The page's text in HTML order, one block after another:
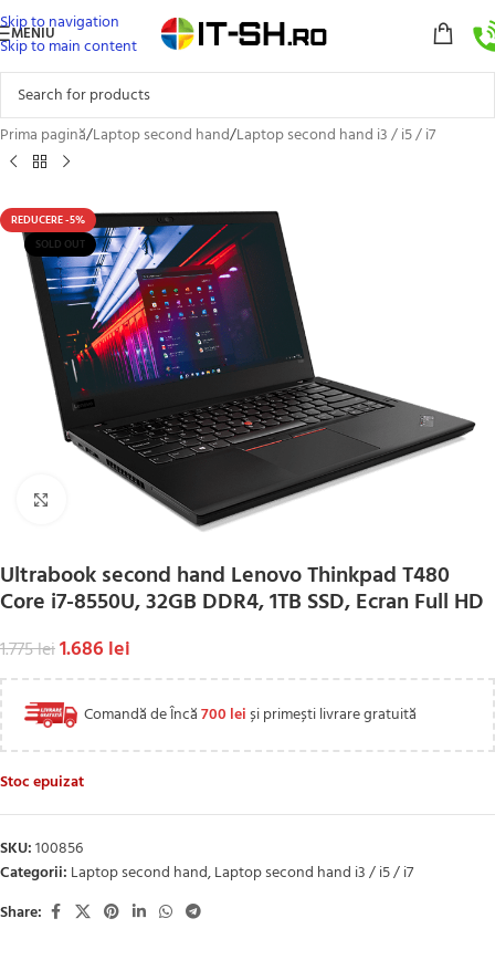
Skip to navigation
Skip to main content
MENIU
Prima pagină/Laptop second hand/Laptop second hand i3 / i5 / i7
REDUCERE -5%
SOLD OUT
Click to enlarge
Ultrabook second hand Lenovo Thinkpad T480
Core i7-8550U, 32GB DDR4, 1TB SSD, Ecran Full HD
1.775lei1.686 lei
Comandă de Încă700 leiși primești livrare gratuită
Stoc epuizat
SKU:100856
Categorii: Laptop second hand,Laptop second hand i3 / i5 / i7
Share: